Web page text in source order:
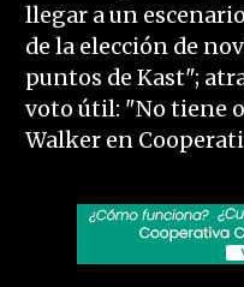
llegar a un
de la elección de
puntos de Kast";
voto útil: "No tiene
Walker en